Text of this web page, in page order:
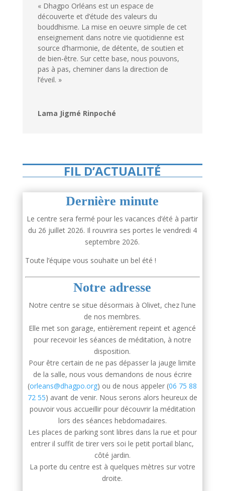
« Dhagpo Orléans est un espace de
découverte et d’étude des valeurs du
bouddhisme. La mise en oeuvre simple de cet
enseignement dans notre vie quotidienne est
source d’harmonie, de détente, de soutien et
de bien-être. Sur cette base, nous pouvons,
pas à pas, cheminer dans la direction de
l’éveil. »
Lama Jigmé Rinpoché
FIL D’ACTUALITÉ
Dernière minute
Le centre sera fermé pour les vacances d’été à partir
du 26 juillet 2026. Il rouvrira ses portes le vendredi 4
septembre 2026.
Toute l’équipe vous souhaite un bel été !
Notre adresse
Notre centre se situe désormais à Olivet, chez l’une
de nos membres.
Elle met son garage, entièrement repeint et agencé
pour recevoir les séances de méditation, à notre
disposition.
Pour être certain de ne pas dépasser la jauge limite
de la salle, nous vous demandons de nous écrire
(orleans@dhagpo.org) ou de nous appeler (06 75 88
72 55) avant de venir. Nous serons alors heureux de
pouvoir vous accueillir pour découvrir la méditation
lors des séances hebdomadaires.
Les places de parking sont libres dans la rue et pour
entrer il suffit de tirer vers soi le petit portail blanc,
côté jardin.
La porte du centre est à quelques mètres sur votre
droite.